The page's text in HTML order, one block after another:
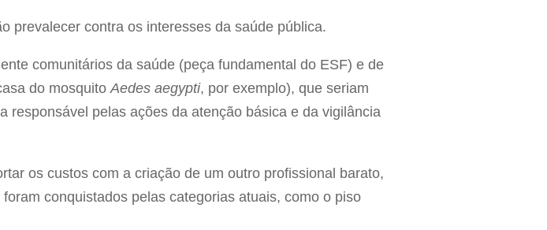
prevalecer contra os interesses da saúde pública.
comunitários da saúde (peça fundamental do ESF) e de
do mosquitoAedes aegypti, por exemplo), que seriam
responsável pelas ações da atenção básica e da vigilância
os custos com a criação de um outro profissional barato,
conquistados pelas categorias atuais, como o piso